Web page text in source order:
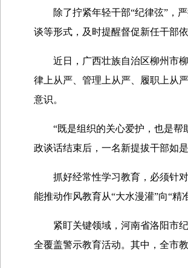
除了拧紧年轻干部“纪律弦”，严
谈等形式，及时提醒督促新任干部
近日，广西壮族自治区柳州市柳
律上从严、管理上从严、履职上从
意识。
“既是组织的关心爱护，也是帮
政谈话结束后，一名新提拔干部如是
抓好经常性学习教育，必须针对
能推动作风教育从“大水漫灌”向“精
紧盯关键领域，河南省洛阳市纪
全覆盖警示教育活动。其中，全市